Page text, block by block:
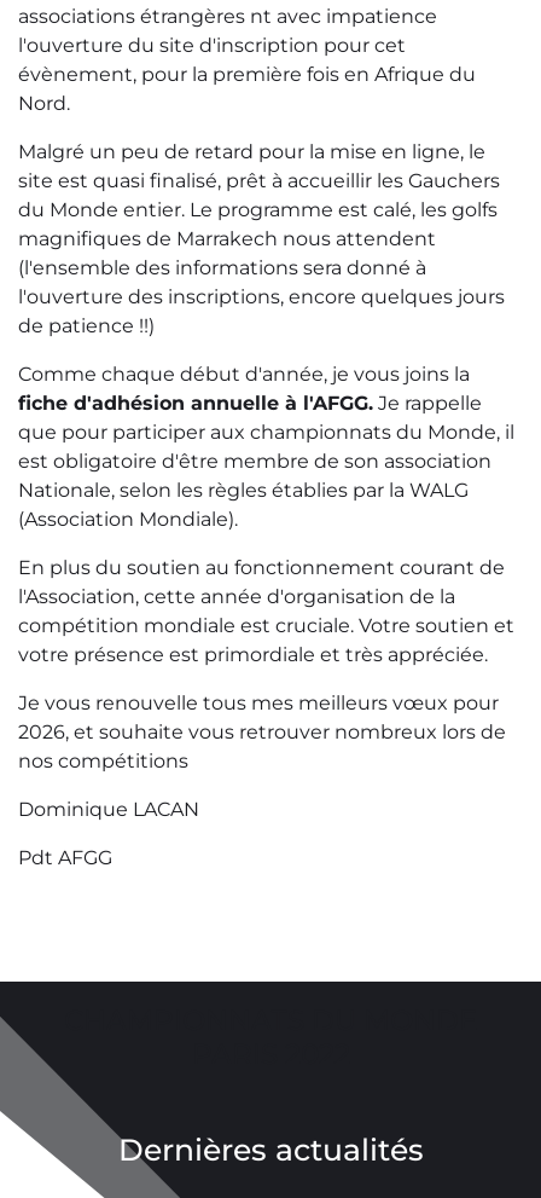
associations étrangères nt avec impatience
l'ouverture du site d'inscription pour cet
évènement, pour la première fois en Afrique du
Nord.
Malgré un peu de retard pour la mise en ligne, le
site est quasi finalisé, prêt à accueillir les Gauchers
du Monde entier. Le programme est calé, les golfs
magnifiques de Marrakech nous attendent
(l'ensemble des informations sera donné à
l'ouverture des inscriptions, encore quelques jours
de patience !!)
Comme chaque début d'année, je vous joins la
fiche d'adhésion annuelle à l'AFGG. Je rappelle
que pour participer aux championnats du Monde, il
est obligatoire d'être membre de son association
Nationale, selon les règles établies par la WALG
(Association Mondiale).
En plus du soutien au fonctionnement courant de
l'Association, cette année d'organisation de la
compétition mondiale est cruciale. Votre soutien et
votre présence est primordiale et très appréciée.
Je vous renouvelle tous mes meilleurs vœux pour
2026, et souhaite vous retrouver nombreux lors de
nos compétitions
Dominique LACAN
Pdt AFGG
Dernières actualités